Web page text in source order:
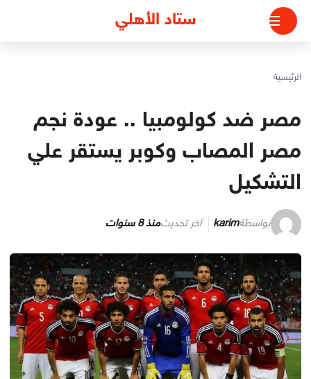
التجاوز
المحتوى
ستاد الأهلي
الرئيسية
مصر ضد كولومبيا .. عودة نجم
مصر المصاب وكوبر يستقر علي
التشكيل
بواسطةkarim آخر تحديثمنذ 8 سنوات